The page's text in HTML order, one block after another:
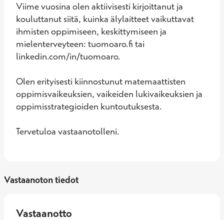
Viime vuosina olen aktiivisesti kirjoittanut ja
kouluttanut siitä, kuinka älylaitteet vaikuttavat
ihmisten oppimiseen, keskittymiseen ja
mielenterveyteen: tuomoaro.fi tai
linkedin.com/in/tuomoaro.
Olen erityisesti kiinnostunut matemaattisten
oppimisvaikeuksien, vaikeiden lukivaikeuksien ja
oppimisstrategioiden kuntoutuksesta.
Tervetuloa vastaanotolleni.
Vastaanoton tiedot
Vastaanotto